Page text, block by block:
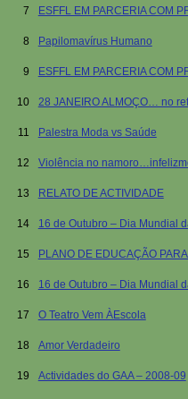
7 ESFFL EM PARCERIA COM
8 Papilomavírus Humano
9 ESFFL EM PARCERIA COM
10 28 JANEIRO ALMOÇO… no
11 Palestra Moda vs Saúde
12 Violência no
13 RELATO DE ACTIVIDADE
14 16 de Outubro – Dia Mundial
15 PLANO DE EDUCAÇÃO
16 16 de Outubro – Dia Mundial
17 O Teatro Vem ÀEscola
18 Amor Verdadeiro
19 Actividades do GAA – 2008-09